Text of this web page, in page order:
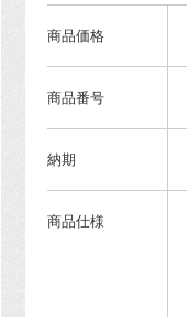
商品価格
商品番号
納期
商品仕様